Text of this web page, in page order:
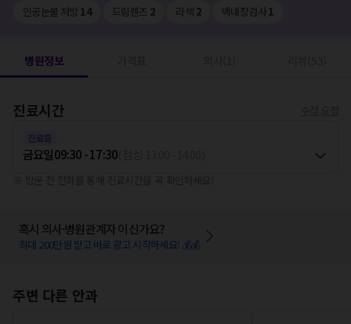
인공눈물 처방 14 드림렌즈 2 라섹 2 백내장검사1
병원정보
진료시간
진료중
금요일09:30 - 17:30
혹시 의사·병원관계자 이신가요?
최대 200만원 받고 바로 광고 시작하세요! 💰💰
주변 다른 안과